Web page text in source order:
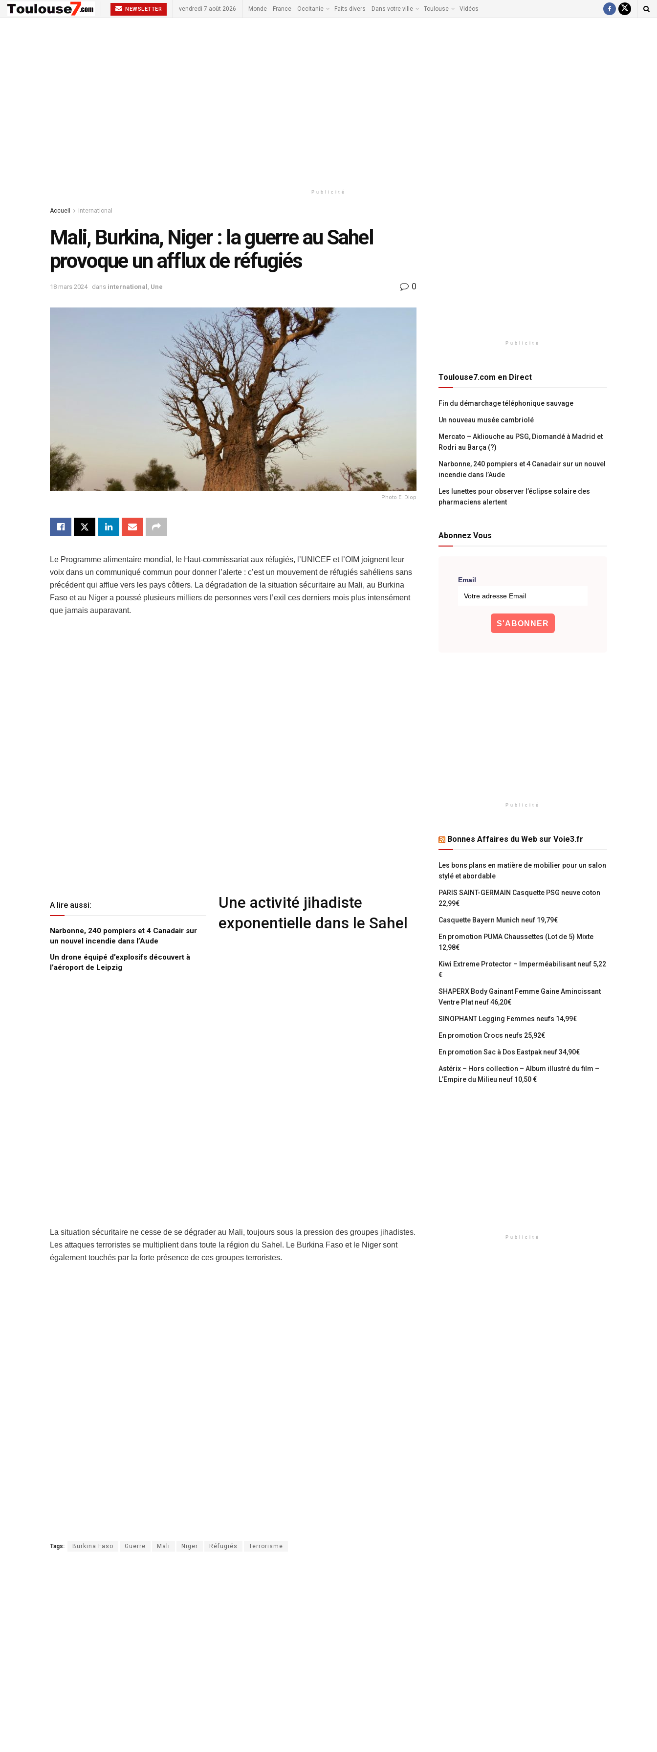
NEWSLETTER vendredi 7 août 2026 Monde France Occitanie Faits divers Dans votre ville Toulouse Vidéos
Publicité
Accueil international
Mali, Burkina, Niger : la guerre au Sahel
provoque un afflux de réfugiés
18 mars 2024 dans international Une 0
Photo E. Diop
Le Programme alimentaire mondial, le Haut-commissariat aux réfugiés, l’UNICEF et l’OIM joignent leur
voix dans un communiqué commun pour donner l’alerte : c’est un mouvement de réfugiés sahéliens sans
précédent qui afflue vers les pays côtiers. La dégradation de la situation sécuritaire au Mali, au Burkina
Faso et au Niger a poussé plusieurs milliers de personnes vers l’exil ces derniers mois plus intensément
que jamais auparavant.
A lire aussi:
Narbonne, 240 pompiers et 4 Canadair sur
un nouvel incendie dans l’Aude
Un drone équipé d’explosifs découvert à
l’aéroport de Leipzig
Une activité jihadiste
exponentielle dans le Sahel
La situation sécuritaire ne cesse de se dégrader au Mali, toujours sous la pression des groupes jihadistes.
Les attaques terroristes se multiplient dans toute la région du Sahel. Le Burkina Faso et le Niger sont
également touchés par la forte présence de ces groupes terroristes.
Tags: Burkina Faso Guerre Mali Niger Réfugiés Terrorisme
Publicité
Toulouse7.com en Direct
Fin du démarchage téléphonique sauvage
Un nouveau musée cambriolé
Mercato – Akliouche au PSG, Diomandé à Madrid et
Rodri au Barça (?)
Narbonne, 240 pompiers et 4 Canadair sur un nouvel
incendie dans l’Aude
Les lunettes pour observer l’éclipse solaire des
pharmaciens alertent
Abonnez Vous
Email
Publicité
Bonnes Affaires du Web sur Voie3.fr
Les bons plans en matière de mobilier pour un salon
stylé et abordable
PARIS SAINT-GERMAIN Casquette PSG neuve coton
22,99€
Casquette Bayern Munich neuf 19,79€
En promotion PUMA Chaussettes (Lot de 5) Mixte
12,98€
Kiwi Extreme Protector – Imperméabilisant neuf 5,22
€
SHAPERX Body Gainant Femme Gaine Amincissant
Ventre Plat neuf 46,20€
SINOPHANT Legging Femmes neufs 14,99€
En promotion Crocs neufs 25,92€
En promotion Sac à Dos Eastpak neuf 34,90€
Astérix – Hors collection – Album illustré du film –
L’Empire du Milieu neuf 10,50 €
Publicité